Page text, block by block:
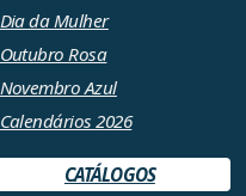
Dia da Mulher
Outubro Rosa
Novembro Azul
Calendários 2026
CATÁLOGOS